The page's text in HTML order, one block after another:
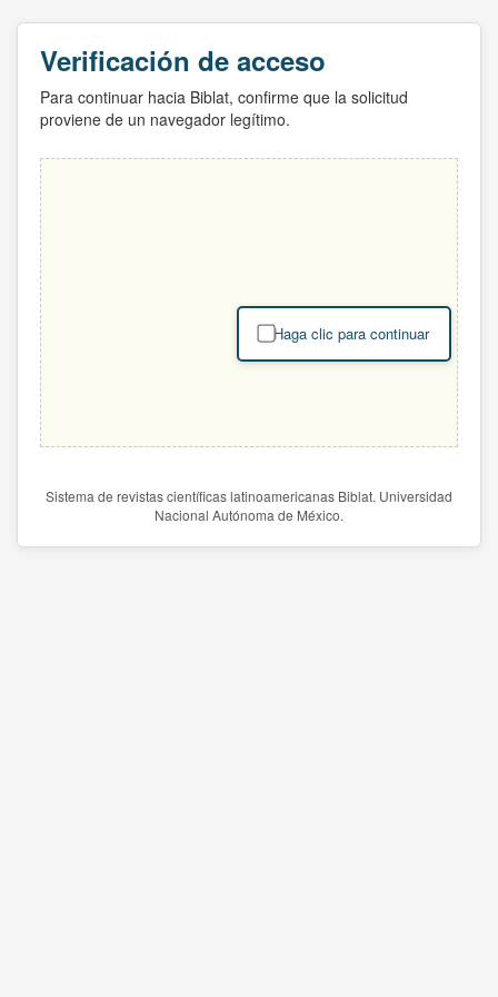
Verificación de acceso
Para continuar hacia Biblat, confirme que la solicitud
proviene de un navegador legítimo.
Haga clic para continuar
Sistema de revistas científicas latinoamericanas Biblat. Universidad
Nacional Autónoma de México.